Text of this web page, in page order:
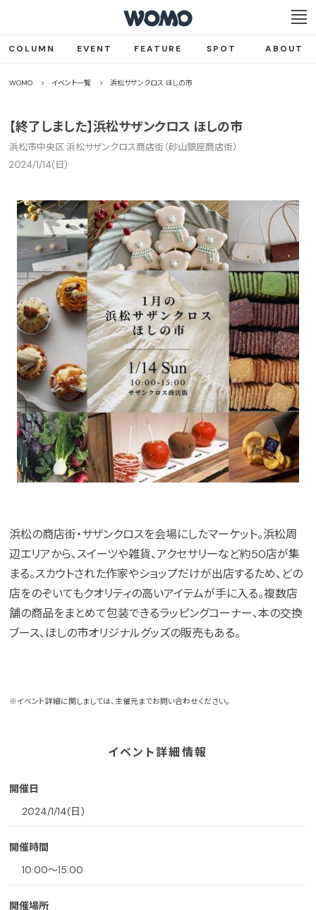
COLUMN EVENT FEATURE SPOT ABOUT
WOMO イベント一覧 浜松サザンクロス ほしの市
【終了しました】浜松サザンクロス ほしの市
浜松市中央区 浜松サザンクロス商店街（砂山銀座商店街）
2024/1/14(日)
浜松の商店街・サザンクロスを会場にしたマーケット。浜松周
辺エリアから、スイーツや雑貨、アクセサリーなど約50店が集
まる。スカウトされた作家やショップだけが出店するため、どの
店をのぞいてもクオリティの高いアイテムが手に入る。複数店
舗の商品をまとめて包装できるラッピングコーナー、本の交換
ブース、ほしの市オリジナルグッズの販売もある。
※イベント詳細に関しましては、主催元までお問い合わせください。
イベント詳細情報
開催日
2024/1/14(日)
開催時間
10:00〜15:00
開催場所